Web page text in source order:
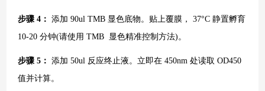
步骤 4： 添加 90ul TMB 显色底物。贴上覆膜， 37°C 静置孵育
10-20 分钟(请使用 TMB 显色精准控制方法)。
步骤 5： 添加 50ul 反应终止液。立即在 450nm 处读取 OD450
值并计算。